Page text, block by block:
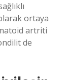
ortaya
artriti
de